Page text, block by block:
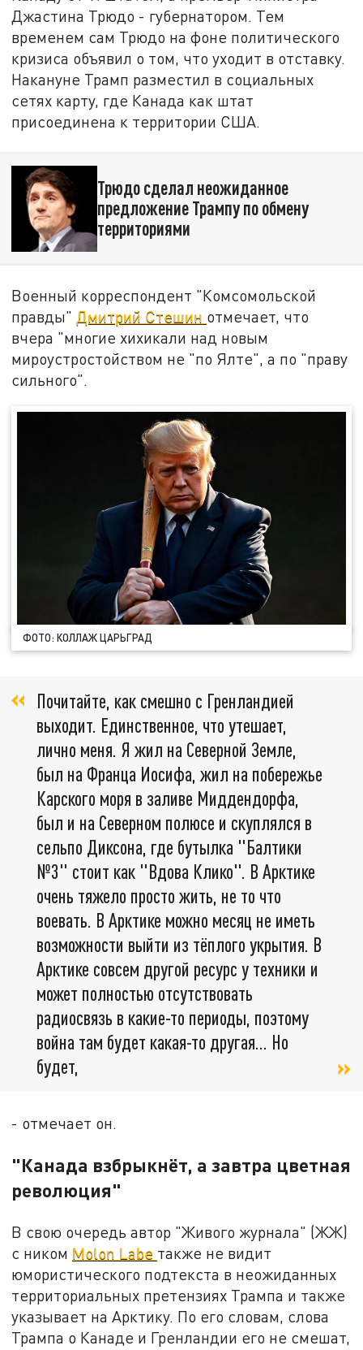
Джастина Трюдо - губернатором. Тем
временем сам Трюдо на фоне политического
кризиса объявил о том, что уходит в отставку.
Накануне Трамп разместил в социальных
сетях карту, где Канада как штат
присоединена к территории США.
Трюдо сделал неожиданное
предложение Трампу по обмену
территориями
Военный корреспондент "Комсомольской
правды" Дмитрий Стешин отмечает, что
вчера "многие хихикали над новым
мироустростойством не "по Ялте", а по "праву
сильного".
ФОТО: КОЛЛАЖ ЦАРЬГРАД
Почитайте, как смешно с Гренландией
выходит. Единственное, что утешает,
лично меня. Я жил на Северной Земле,
был на Франца Иосифа, жил на побережье
Карского моря в заливе Миддендорфа,
был и на Северном полюсе и скуплялся в
сельпо Диксона, где бутылка "Балтики
№3" стоит как "Вдова Клико". В Арктике
очень тяжело просто жить, не то что
воевать. В Арктике можно месяц не иметь
возможности выйти из тёплого укрытия. В
Арктике совсем другой ресурс у техники и
может полностью отсутствовать
радиосвязь в какие-то периоды, поэтому
война там будет какая-то другая... Но
будет,
- отмечает он.
"Канада взбрыкнёт, а завтра цветная
революция"
В свою очередь автор "Живого журнала" (ЖЖ)
с ником Molon Labe также не видит
юмористического подтекста в неожиданных
территориальных претензиях Трампа и также
указывает на Арктику. По его словам, слова
Трампа о Канаде и Гренландии его не смешат,